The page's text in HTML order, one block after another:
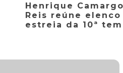
Henrique
Reis reúne
estreia da 10ª